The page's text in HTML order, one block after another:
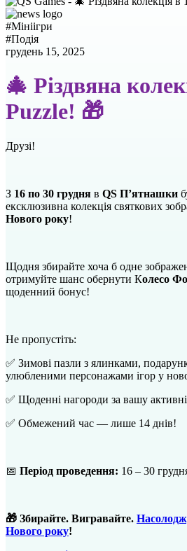
#Мініігри
#Подія
грудень 15, 2025
🎄 Різдвяна
Puzzle! 🎁
Друзі!
З 16 по 30 грудня в QS Пʼятнашки
ексклюзивна колекція святкових
Нового року!
Щодня збирайте хоча б одне
отримуйте шанс обернути Колесо
щоденний бонус!
Не пропустіть:
✅ Зимові пазли з ялинками,
улюбленими персонажами ігор у
✅ Щоденні нагороди за вашу
✅ Обмежений час — лише 14 днів!
📅 Період проведення: 16 – 30
🎁 Збирайте. Вигравайте.
Нового року!